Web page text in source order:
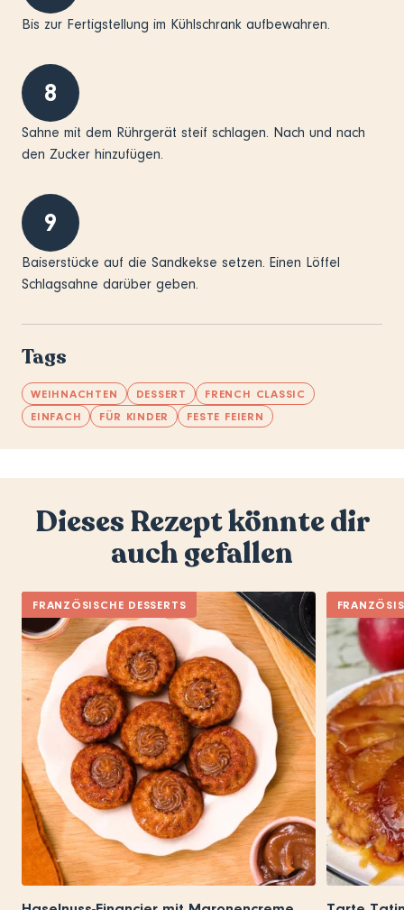
Bis zur Fertigstellung im Kühlschrank aufbewahren.
8
Sahne mit dem Rührgerät steif schlagen. Nach und nach
den Zucker hinzufügen.
9
Baiserstücke auf die Sandkekse setzen. Einen Löffel
Schlagsahne darüber geben.
Tags
WEIHNACHTEN DESSERT
FRENCH CLASSIC
EINFACH
FÜR KINDER FESTE FEIERN
Dieses Rezept könnte dir
auch gefallen
FRANZÖSISCHE DESSERTS